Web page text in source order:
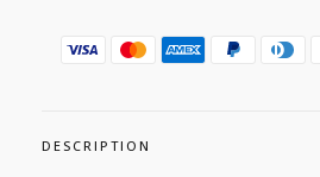
Rideaux
240
DESCRIPTION